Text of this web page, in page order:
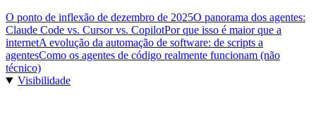
O ponto de inflexão de dezembro de 2025O panorama dos agentes:
Claude Code vs. Cursor vs. CopilotPor que isso é maior que a
internetA evolução da automação de software: de scripts a
agentesComo os agentes de código realmente funcionam (não
técnico)
Visibilidade